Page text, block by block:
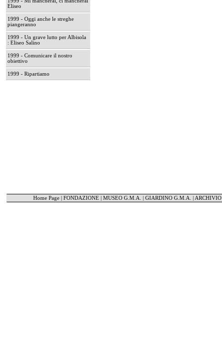
Eliseo
1999 - Oggi anche le streghe
piangeranno
1999 - Un grave lutto per Albisola
: Eliseo Salino
1999 - Comunicare il nostro
obiettivo
1999 - Ripartiamo
Home Page FONDAZIONE MUSEO G.M.A. GIARDINO G.M.A.